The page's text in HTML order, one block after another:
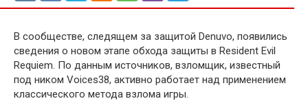
В сообществе, следящем за защитой Denuvo, появились
сведения о новом этапе обхода защиты в Resident Evil
Requiem. По данным источников, взломщик, известный
под ником Voices38, активно работает над применением
классического метода взлома игры.